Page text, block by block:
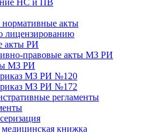
акты
акты РИ
правовые акты МЗ РИ
МЗ РИ
МЗ РИ №120
МЗ РИ №172
регламенты
книжка